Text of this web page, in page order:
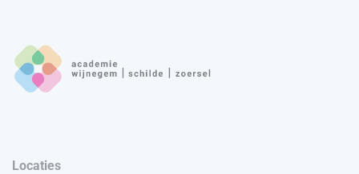
Locaties